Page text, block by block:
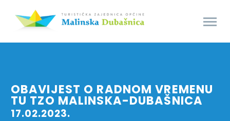
OBAVIJEST O RADNOM VREMENU
TU TZO MALINSKA-DUBAŠNICA
17.02.2023.